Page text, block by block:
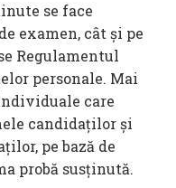
se face
examen, cât și pe
Regulamentul
personale. Mai
care
candidaților și
pe bază de
probă susținută.